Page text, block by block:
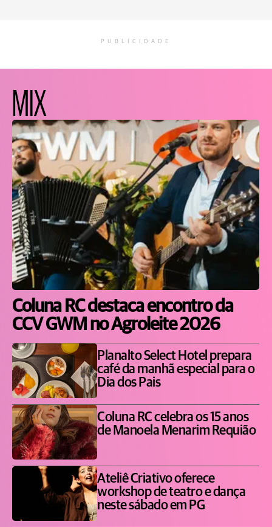
PUBLICIDADE
MIX
Coluna RC destaca encontro da
CCV GWM no Agroleite 2026
Planalto Select Hotel prepara
café da manhã especial para o
Dia dos Pais
Coluna RC celebra os 15 anos
de Manoela Menarim Requião
Ateliê Criativo oferece
workshop de teatro e dança
neste sábado em PG